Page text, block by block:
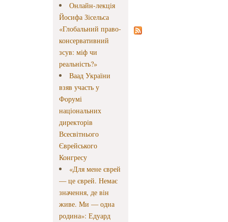
Онлайн-лекція
Йосифа Зісельса
«Глобальний право-
консервативний
зсув: міф чи
реальність?»
Ваад України
взяв участь у
Форумі
національних
директорів
Всесвітнього
Єврейського
Конгресу
«Для мене єврей
— це єврей. Немає
значення, де він
живе. Ми — одна
родина»: Едуард